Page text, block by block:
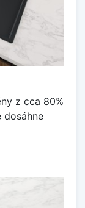
z cca 80%
dosáhne